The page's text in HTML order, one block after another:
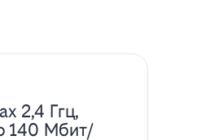
2,4 Ггц,
140 Мбит/